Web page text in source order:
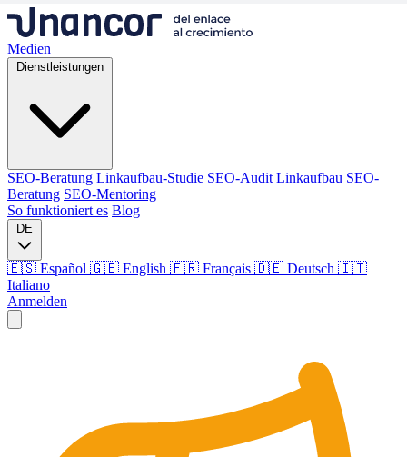
Medien
Dienstleistungen
SEO-Beratung Linkaufbau-Studie SEO-Audit Linkaufbau SEO-
Beratung SEO-Mentoring
So funktioniert es Blog
DE
🇪🇸 Español 🇬🇧 English 🇫🇷 Français 🇩🇪 Deutsch 🇮🇹
Italiano
Anmelden